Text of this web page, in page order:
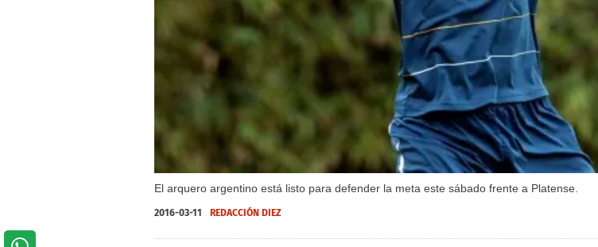
El arquero argentino está listo para defender la meta este sábado frente a Platense.
2016-03-11 REDACCIÓN DIEZ